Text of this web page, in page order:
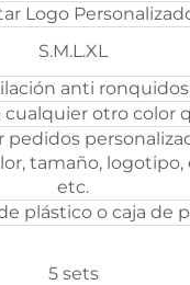
Logo
S.M.L.XL
anti ronquidos
cualquier otro color
pedidos
tamaño,
etc.
plástico o caja de
5 sets